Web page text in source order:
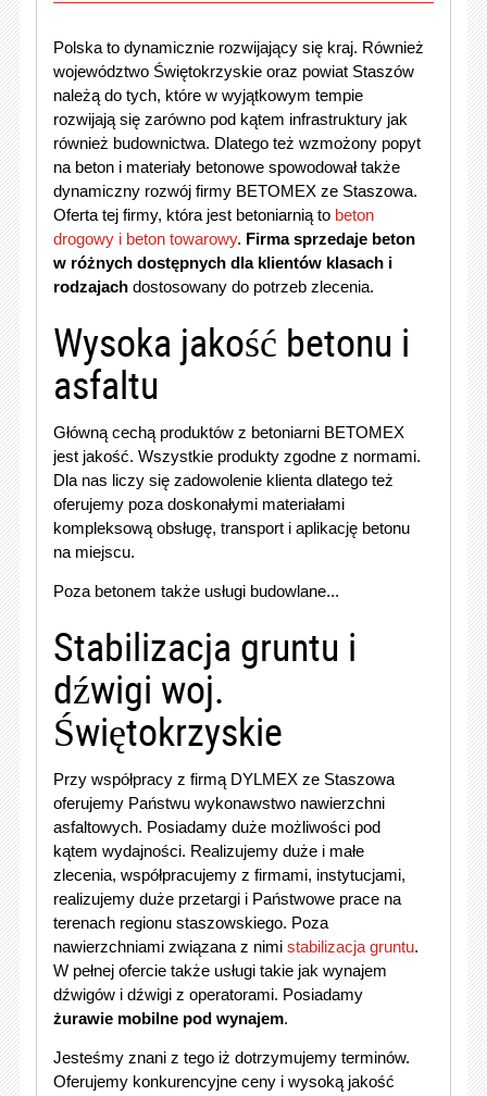
Polska to dynamicznie rozwijający się kraj. Również
województwo Świętokrzyskie oraz powiat Staszów
należą do tych, które w wyjątkowym tempie
rozwijają się zarówno pod kątem infrastruktury jak
również budownictwa. Dlatego też wzmożony popyt
na beton i materiały betonowe spowodował także
dynamiczny rozwój firmy BETOMEX ze Staszowa.
Oferta tej firmy, która jest betoniarnią to beton
drogowy i beton towarowy. Firma sprzedaje beton
w różnych dostępnych dla klientów klasach i
rodzajachdostosowany do potrzeb zlecenia.
Wysoka jakość betonu i
asfaltu
Główną cechą produktów z betoniarni BETOMEX
jest jakość. Wszystkie produkty zgodne z normami.
Dla nas liczy się zadowolenie klienta dlatego też
oferujemy poza doskonałymi materiałami
kompleksową obsługę, transport i aplikację betonu
na miejscu.
Poza betonem także usługi budowlane...
Stabilizacja gruntu i
dźwigi woj.
Świętokrzyskie
Przy współpracy z firmą DYLMEX ze Staszowa
oferujemy Państwu wykonawstwo nawierzchni
asfaltowych. Posiadamy duże możliwości pod
kątem wydajności. Realizujemy duże i małe
zlecenia, współpracujemy z firmami, instytucjami,
realizujemy duże przetargi i Państwowe prace na
terenach regionu staszowskiego. Poza
nawierzchniami związana z nimi stabilizacja gruntu.
W pełnej ofercie także usługi takie jak wynajem
dźwigów i dźwigi z operatorami. Posiadamy
żurawie mobilne pod wynajem.
Jesteśmy znani z tego iż dotrzymujemy terminów.
Oferujemy konkurencyjne ceny i wysoką jakość